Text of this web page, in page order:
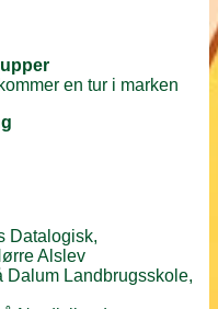
en tur i marken
Datalogisk,
Alslev
Dalum Landbrugsskole,